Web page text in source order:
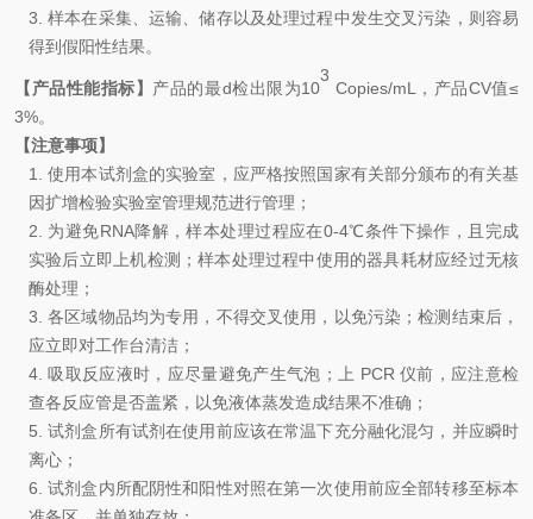
3.样本在采集、运输、储存以及处理过程中发生交叉污染，则容易
得到假阳性结果。
【产品性能指标】 产品的最d检出限为10
3
Copies/mL ，产品CV值≤
3%。
【注意事项】
1.使用本试剂盒的实验室，应严格按照国家有关部分颁布的有关基
因扩增检验实验室管理规范进行管理 ；
2. 为避免RNA降解，样本处理过程应在0-4℃条件下操作，且完成
实验后立即上机检测；样本处理过程中使用的器具耗材应经过无核
酶处理 ；
3.各区域物品均为专用，不得交叉使用，以免污染 ；检测结束后，
应立即对工作台清洁 ；
4.吸取反应液时，应尽量避免产生气泡 ； 上 PCR 仪前，应注意检
查各反应管是否盖紧，以免液体蒸发造成结果不准确 ；
5.试剂盒所有试剂在使用前应该在常温下充分融化混匀，并应瞬时
离心；
6.试剂盒内所配阴性和阳性对照在第一次使用前应全部转移至标本